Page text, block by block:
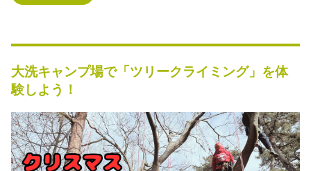
楽しみ方 新着情報
秋冬キャンプ 山間キャンプ
大洗キャンプ場で「ツリークライミング」を体
験しよう！